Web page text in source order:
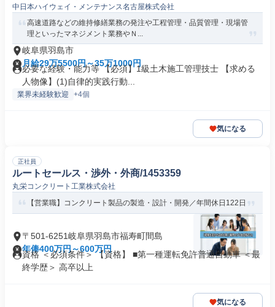
中日本ハイウェイ・メンテナンス名古屋株式会社
高速道路などの維持修繕業務の発注や工程管理・品質管理・現場管
理といったマネジメント業務やＮ...
岐阜県羽島市
月給29万5500円～35万1000円
必要な経験・能力等 【必須】1級土木施工管理技士 【求める
人物像】(1)自律的実践行動...
業界未経験歓迎 +4個
気になる
正社員
ルートセールス・渉外・外商/1453359
丸栄コンクリート工業株式会社
【営業職】コンクリート製品の製造・設計・開発／年間休日122日
〒501-6251岐阜県羽島市福寿町間島
年俸400万円～600万円
資格 ＜必須条件＞ 【資格】 ■第一種運転免許普通自動車 ＜最
終学歴＞ 高卒以上
気になる